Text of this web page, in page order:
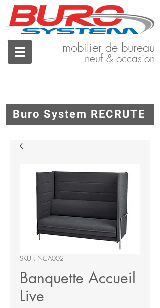
mobilier de bureau
neuf & occasion
Buro System RECRUTE
SKU : NCA002
Banquette Accueil
Live